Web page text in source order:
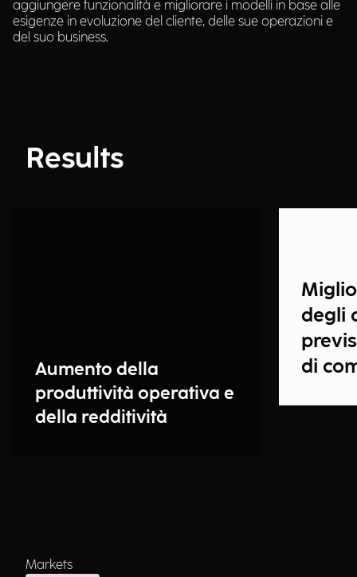
aggiungere funzionalità e migliorare i modelli in base alle
esigenze in evoluzione del cliente, delle sue operazioni e
del suo business.
Results
Aumento della
produttività operativa e
della redditività
degli
di
Markets